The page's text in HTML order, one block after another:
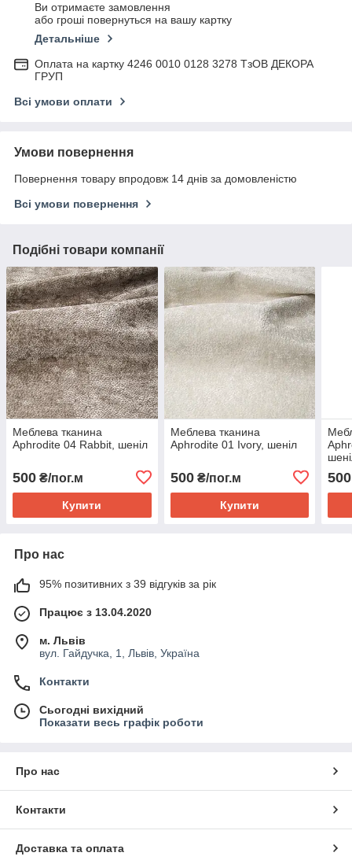
Ви отримаєте замовлення
або гроші повернуться на вашу картку
Детальніше
Оплата на картку 4246 0010 0128 3278 ТзОВ ДЕКОРА
ГРУП
Всі умови оплати
Умови повернення
Повернення товару впродовж 14 днів за домовленістю
Всі умови повернення
Подібні товари компанії
Меблева тканина
Aphrodite 04 Rabbit, шеніл
500 ₴/пог.м
Купити
Меблева тканина
Aphrodite 01 Ivory, шеніл
500₴/пог.м
Купити
500
Про нас
95% позитивних з 39 відгуків за рік
Працює з 13.04.2020
м. Львів
вул. Гайдучка, 1, Львів, Україна
Контакти
Сьогодні вихідний
Показати весь графік роботи
Про нас
Контакти
Доставка та оплата